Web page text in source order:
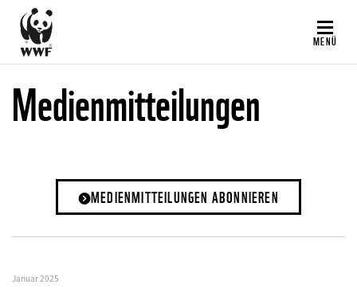
Direkt
zum
Inhalt
MENÜ
Medienmitteilungen
MEDIENMITTEILUNGEN ABONNIEREN
Januar 2025